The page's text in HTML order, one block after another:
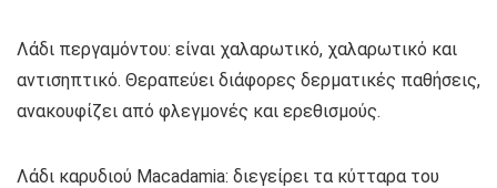
Λάδι περγαμόντου: είναι χαλαρωτικό, χαλαρωτικό και
αντισηπτικό. Θεραπεύει διάφορες δερματικές παθήσεις,
ανακουφίζει από φλεγμονές και ερεθισμούς.
Λάδι καρυδιού Macadamia: διεγείρει τα κύτταρα του